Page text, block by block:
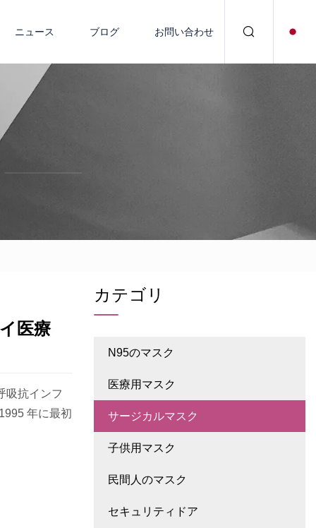
ニュース ブログ お問い合わせ
医療
吸抗インフ
年に最初
カテゴリ
N95のマスク
医療用マスク
サージカルマスク
子供用マスク
民間人のマスク
セキュリティドア